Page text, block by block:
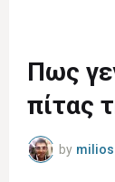
Πως
πίτας
by